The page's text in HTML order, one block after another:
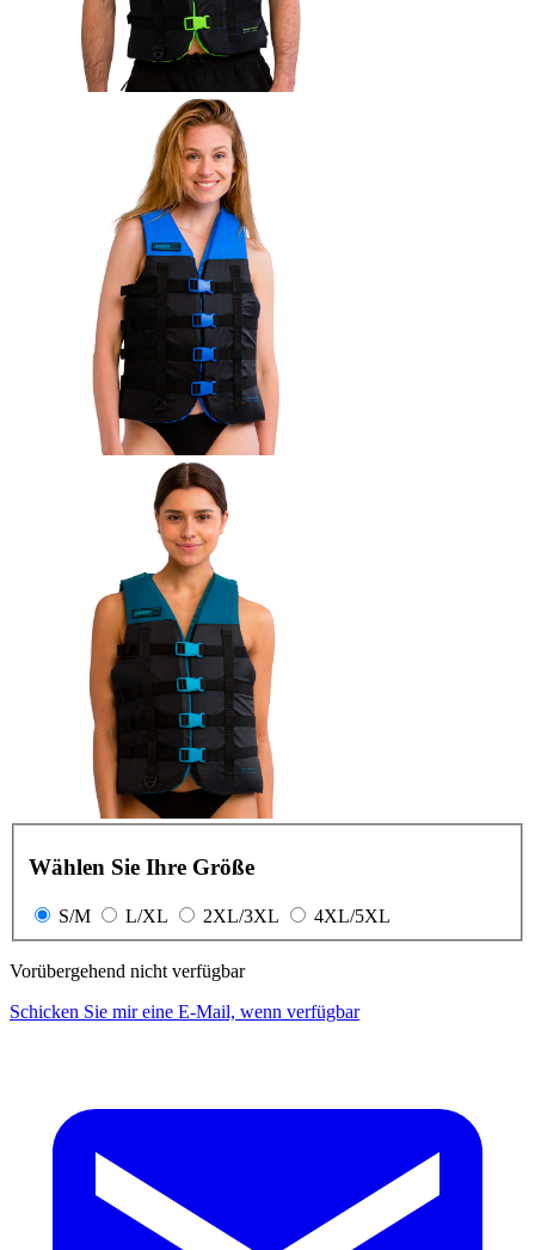
Wählen Sie Ihre Größe
S/M L/XL 2XL/3XL 4XL/5XL
Vorübergehend nicht verfügbar
Schicken Sie mir eine E-Mail, wenn verfügbar